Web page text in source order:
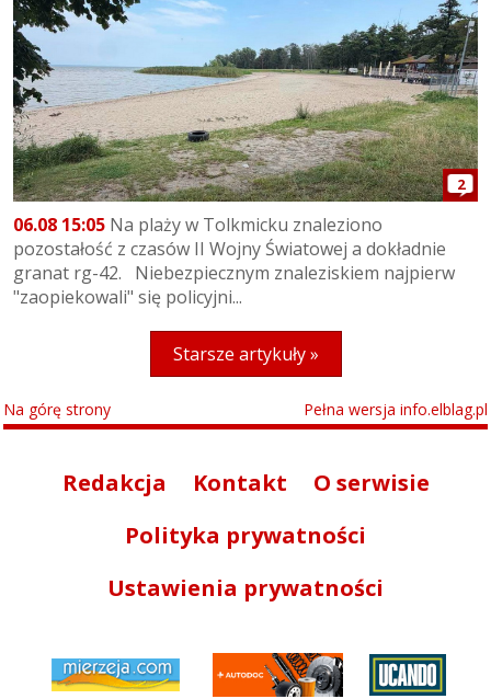
2
06.08 15:05 Na plaży w Tolkmicku znaleziono
pozostałość z czasów II Wojny Światowej a dokładnie
granat rg-42. Niebezpiecznym znaleziskiem najpierw
"zaopiekowali" się policyjni...
Starsze artykuły »
Na górę strony Pełna wersja info.elblag.pl
Redakcja Kontakt
O serwisie
Polityka prywatności
Ustawienia prywatności